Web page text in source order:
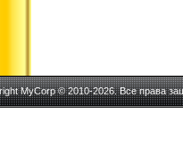
MyCorp © 2010-2026. Все права